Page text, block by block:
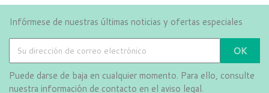
Infórmese de nuestras últimas noticias y ofertas especiales
Puede darse de baja en cualquier momento. Para ello, consulte
nuestra información de contacto en el aviso legal.